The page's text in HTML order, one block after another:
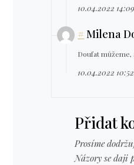
10.04.2022
#Milena
Doufat můžeme,
10.04.2022
Přidat
Prosíme
Názory se daji